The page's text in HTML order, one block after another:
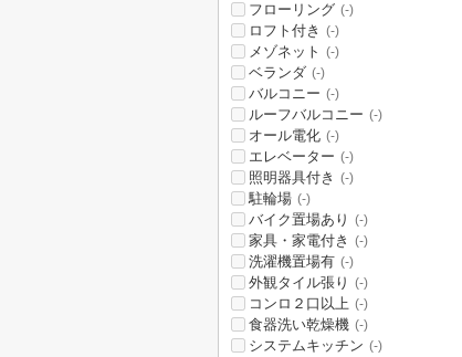
フローリング (-)
ロフト付き (-)
メゾネット (-)
ベランダ (-)
バルコニー (-)
ルーフバルコニー (-)
オール電化 (-)
エレベーター (-)
照明器具付き (-)
駐輪場 (-)
バイク置場あり (-)
家具・家電付き (-)
洗濯機置場有 (-)
外観タイル張り (-)
コンロ２口以上 (-)
食器洗い乾燥機 (-)
システムキッチン (-)